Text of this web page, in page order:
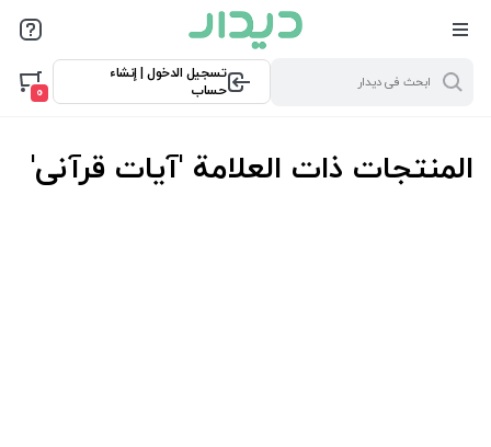
تسجيل الدخول | إنشاء
حساب
0
المنتجات ذات العلامة 'آیات قرآنی'